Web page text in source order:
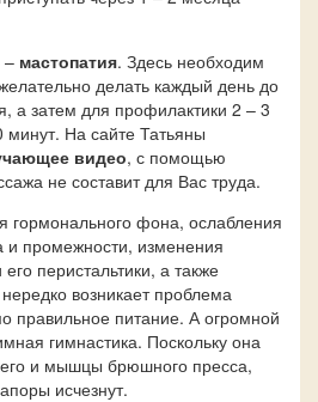
– мастопатия. Здесь необходим
делать каждый день до
а затем для профилактики 2 – 3
На сайте Татьяны
видео, с помощью
не составит для Вас труда.
гормонального фона, ослабления
промежности, изменения
перистальтики, а также
возникает проблема
правильное питание. А огромной
гимнастика. Поскольку она
и мышцы брюшного пресса,
исчезнут.